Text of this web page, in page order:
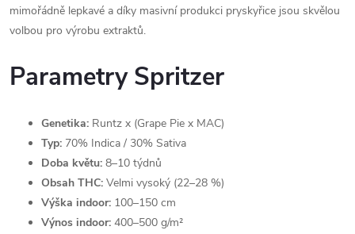
mimořádně lepkavé a díky masivní produkci pryskyřice jsou skvělou
volbou pro výrobu extraktů.
Parametry Spritzer
Genetika: Runtz x (Grape Pie x MAC)
Typ: 70% Indica / 30% Sativa
Doba květu: 8–10 týdnů
Obsah THC: Velmi vysoký (22–28 %)
Výška indoor: 100–150 cm
Výnos indoor: 400–500 g/m²